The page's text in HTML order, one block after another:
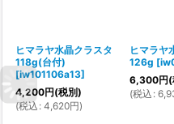
ヒマラヤ水晶クラスタ
118g(台付)
[iw101106a13]
4,200円(税別)
(税込 : 4,620円)
ヒマラヤ
126g [
6,300円
(税込 :